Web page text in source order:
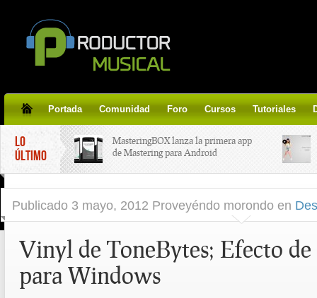
Portada Comunidad Foro Cursos Tutoriales
LO
ÚLTIMO
MasteringBOX lanza la primera app
de Mastering para Android
line gratis!
Korg lanza SDD-3000, el nuevo
pedal de delay.
Publicado 3 mayo, 2012 Proveyéndo morondo en
Vinyl de ToneBytes; Efecto
para Windows